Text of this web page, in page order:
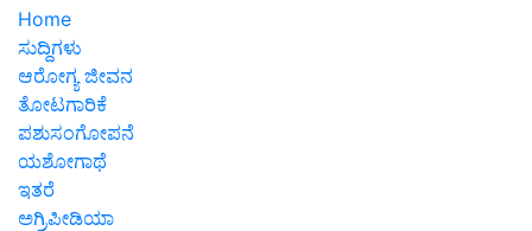
Home
ಸುದ್ದಿಗಳು
ಆರೋಗ್ಯ ಜೀವನ
ತೋಟಗಾರಿಕೆ
ಪಶುಸಂಗೋಪನೆ
ಯಶೋಗಾಥೆ
ಇತರೆ
ಅಗ್ರಿಪೀಡಿಯಾ